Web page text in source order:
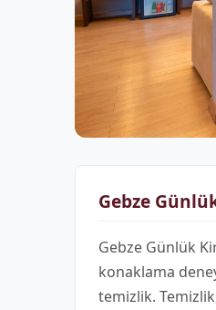
Gebze
Gebze Günlük
konaklama
temizlik.